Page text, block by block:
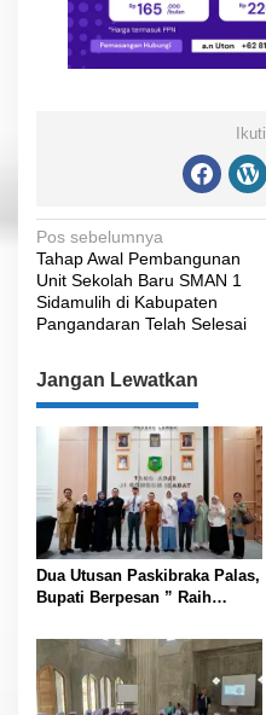
N
a
v
g
a
p
o
s
Pos sebelumnya
Tahap Awal Pembangunan
Unit Sekolah Baru SMAN 1
Sidamulih di Kabupaten
Pangandaran Telah Selesai
Jangan Lewatkan
Dua Utusan Paskibraka Palas,
Bupati Berpesan ” Raih
Daerah dan Jaga Kesehatan “